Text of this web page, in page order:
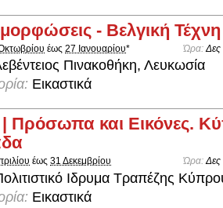
- Βελγική
έως 27 Ιανουαρίου* Ώρα:Δες
Πινακοθήκη, Λευκωσία
Εικαστικά
| Πρόσωπα και Εικόνες.
έως 31 Δεκεμβρίου Ώρα:Δες
Ιδρυμα Τραπέζης
Εικαστικά